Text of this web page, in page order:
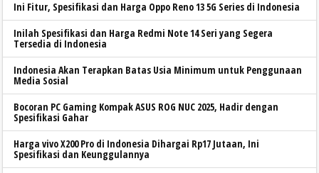
Ini Fitur, Spesifikasi dan Harga Oppo Reno 13 5G Series di Indonesia
Inilah Spesifikasi dan Harga Redmi Note 14 Seri yang Segera
Tersedia di Indonesia
Indonesia Akan Terapkan Batas Usia Minimum untuk Penggunaan
Media Sosial
Bocoran PC Gaming Kompak ASUS ROG NUC 2025, Hadir dengan
Spesifikasi Gahar
Harga vivo X200 Pro di Indonesia Dihargai Rp17 Jutaan, Ini
Spesifikasi dan Keunggulannya